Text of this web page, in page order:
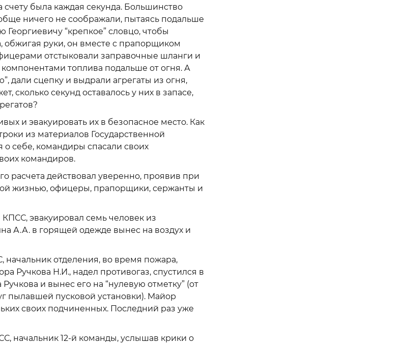
была каждая секунда. Большинство
ничего не соображали, пытаясь подальше
“крепкое” словцо, чтобы
обжигая руки, он вместе с прапорщиком
отстыковали заправочные шланги и
топлива подальше от огня. А
дали сцепку и выдрали агрегаты из огня,
сколько секунд оставалось у них в запасе,
и эвакуировать их в безопасное место. Как
из материалов Государственной
о себе, командиры спасали своих
командиров.
расчета действовал уверенно, проявив при
жизнью, офицеры, прапорщики, сержанты и
эвакуировал семь человек из
А.А. в горящей одежде вынес на воздух и
отделения, во время пожара,
Ручкова Н.И., надел противогаз, спустился в
и вынес его на “нулевую отметку” (от
пылавшей пусковой установки). Майор
своих подчиненных. Последний раз уже
начальник 12-й команды, услышав крики о